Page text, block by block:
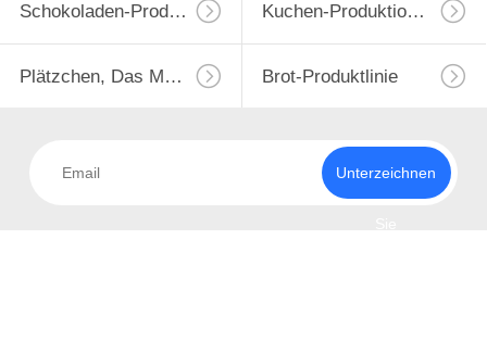
Schokoladen-Produktlinie Kuchen-Produktions-Maschine
Plätzchen, Das Maschine Bildet Brot-Produktlinie
Unterzeichnen